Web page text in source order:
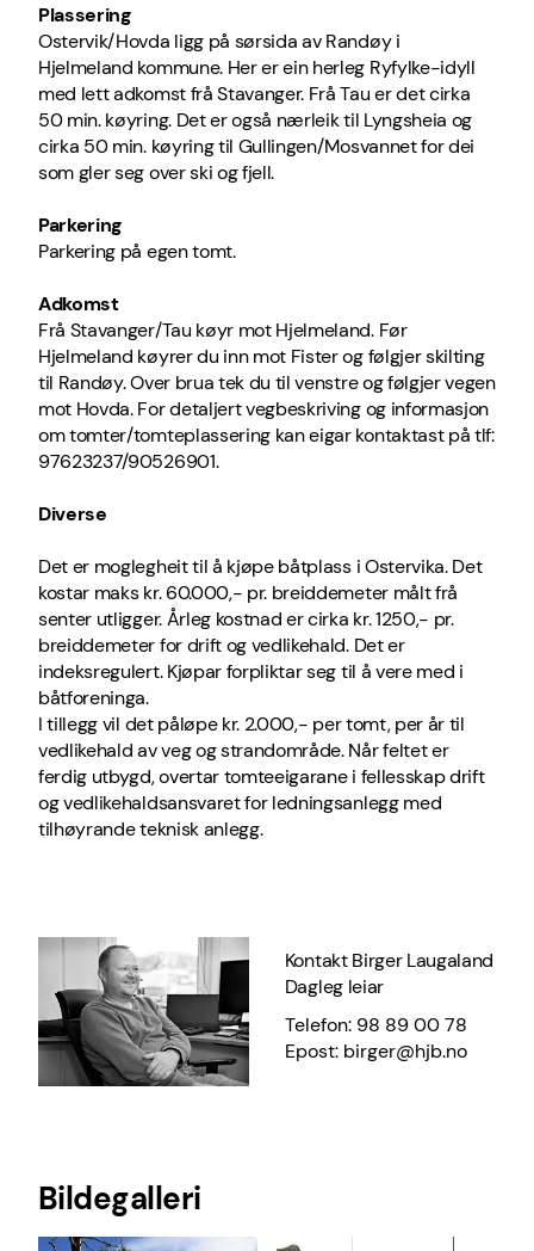
Plassering
Ostervik/Hovda ligg på sørsida av Randøy i
Hjelmeland kommune. Her er ein herleg Ryfylke-idyll
med lett adkomst frå Stavanger. Frå Tau er det cirka
50 min. køyring. Det er også nærleik til Lyngsheia og
cirka 50 min. køyring til Gullingen/Mosvannet for dei
som gler seg over ski og fjell.
Parkering
Parkering på egen tomt.
Adkomst
Frå Stavanger/Tau køyr mot Hjelmeland. Før
Hjelmeland køyrer du inn mot Fister og følgjer skilting
til Randøy. Over brua tek du til venstre og følgjer vegen
mot Hovda. For detaljert vegbeskriving og informasjon
om tomter/tomteplassering kan eigar kontaktast på tlf:
97623237/90526901.
Diverse
Det er moglegheit til å kjøpe båtplass i Ostervika. Det
kostar maks kr. 60.000,- pr. breiddemeter målt frå
senter utligger. Årleg kostnad er cirka kr. 1250,- pr.
breiddemeter for drift og vedlikehald. Det er
indeksregulert. Kjøpar forpliktar seg til å vere med i
båtforeninga.
I tillegg vil det påløpe kr. 2.000,- per tomt, per år til
vedlikehald av veg og strandområde. Når feltet er
ferdig utbygd, overtar tomteeigarane i fellesskap drift
og vedlikehaldsansvaret for ledningsanlegg med
tilhøyrande teknisk anlegg.
Kontakt Birger Laugaland
Dagleg leiar
Telefon: 98 89 00 78
Epost: birger@hjb.no
Bildegalleri